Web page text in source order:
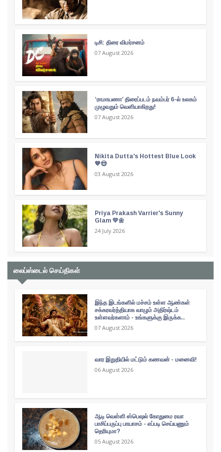
டிசி: திரை விமர்சனம்
07 August 2026
‘ராமாயணா’ திரைப்படம் நவம்பர் 6-ல் உலகம்
முழுவதும் வெளியாகிறது!
07 August 2026
Nikita Dutta's Hottest Blue Look
💙😍
03 August 2026
Priya Prakash Varrier's Sunny
Glam 💛🌼
24 July 2026
லைப்ஸ்டைல் செய்திகள்
இந்த இடங்களில் மச்சம் உள்ள ஆண்கள்
சக்கரவர்த்தியாக வாழும் அதிர்ஷ்டம்
உள்ளவர்களாம் - உங்களுக்கு இருக்க..
07 August 2026
வார இறுதியில் மட்டும் கணவன் - மனைவி!
06 August 2026
ஆடி வெள்ளி ஸ்பெஷல் கோதுமை ரவா
பாசிப்பருப்பு பாயாசம் - எப்படி செய்யணும்
தெரியுமா?
05 August 2026